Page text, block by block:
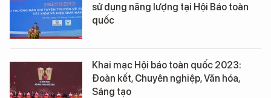
sử dụng năng lượng tại Hội Báo toàn
quốc
Khai mạc Hội báo toàn quốc 2023:
Đoàn kết, Chuyên nghiệp, Văn hóa,
Sáng tạo